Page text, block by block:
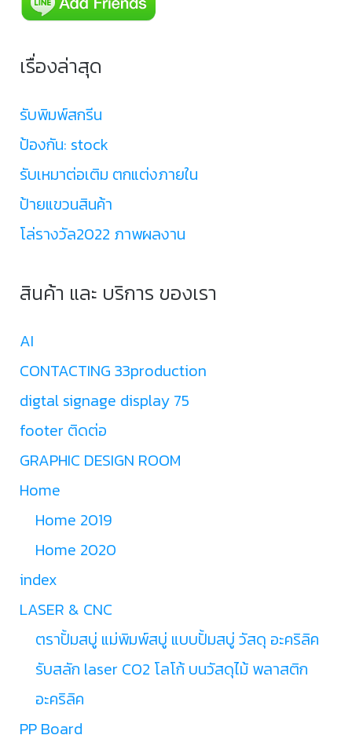
เรื่องล่าสุด
รับพิมพ์สกรีน
ป้องกัน: stock
รับเหมาต่อเติม ตกแต่งภายใน
ป้ายแขวนสินค้า
โล่รางวัล2022 ภาพผลงาน
สินค้า และ บริการ ของเรา
AI
CONTACTING 33production
digtal signage display 75
footer ติดต่อ
GRAPHIC DESIGN ROOM
Home
Home 2019
Home 2020
index
LASER & CNC
ตราปั้มสบู่ แม่พิมพ์สบู่ แบบปั้มสบู่ วัสดุ อะคริลิค
รับสลัก laser CO2 โลโก้ บนวัสดุไม้ พลาสติก
อะคริลิค
PP Board